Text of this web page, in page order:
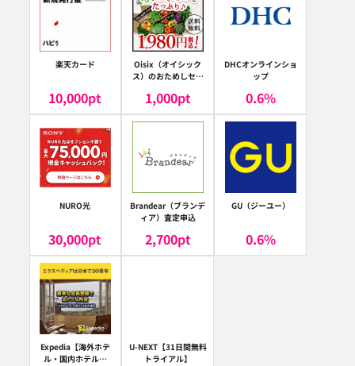
楽天カード
10,000pt
Oisix（オイシック
ス）のおためしセッ
1,000pt
DHCオンラインショ
ップ
0.6%
NURO光
30,000pt
Brandear（ブランデ
ィア）査定申込
2,700pt
GU（ジーユー）
0.6%
Expedia【海外ホテ
ル・国内ホテル予
U-NEXT【31日間無料
トライアル】